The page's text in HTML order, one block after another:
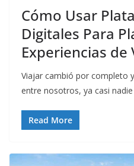
Cómo Usar
Digitales Para
Experiencias de
Viajar cambió por completo
entre nosotros, ya casi
Read More